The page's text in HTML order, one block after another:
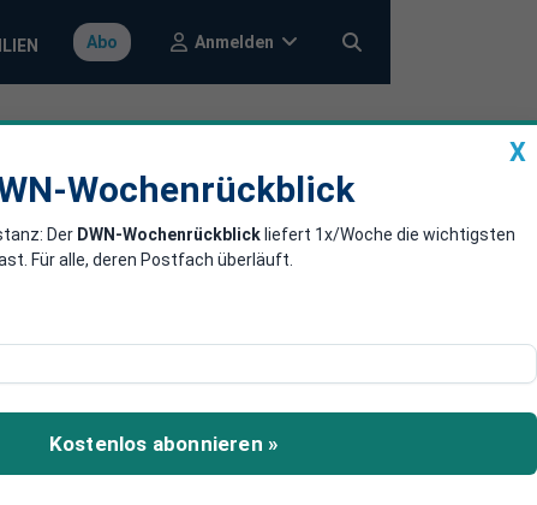
Abo Anmelden
explodiert.
X
Wochenrückblick
Der DWN-Wochenrückblick liefert 1x/Woche die wichtigsten
Für alle, deren Postfach überläuft.
Kostenlos abonnieren »